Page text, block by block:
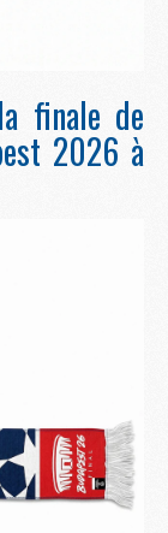
finale de
2026 à